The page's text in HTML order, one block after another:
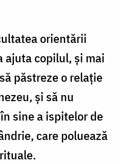
orientării
ajuta copilul, și mai
păstreze o relație
și să nu
sine a ispitelor de
care poluează